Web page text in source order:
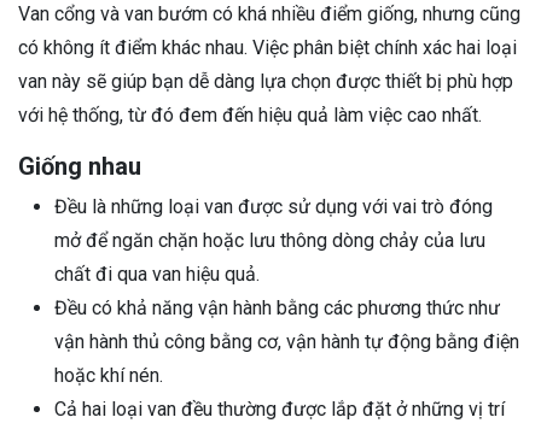
Van cổng và van bướm có khá nhiều điểm giống, nhưng cũng
có không ít điểm khác nhau. Việc phân biệt chính xác hai loại
van này sẽ giúp bạn dễ dàng lựa chọn được thiết bị phù hợp
với hệ thống, từ đó đem đến hiệu quả làm việc cao nhất.
Giống nhau
Đều là những loại van được sử dụng với vai trò đóng
mở để ngăn chặn hoặc lưu thông dòng chảy của lưu
chất đi qua van hiệu quả.
Đều có khả năng vận hành bằng các phương thức như
vận hành thủ công bằng cơ, vận hành tự động bằng điện
hoặc khí nén.
Cả hai loại van đều thường được lắp đặt ở những vị trí